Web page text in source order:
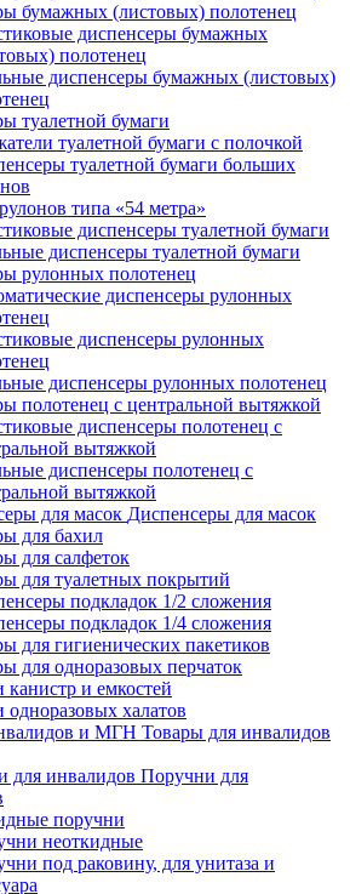
бумажных (листовых) полотенец
диспенсеры бумажных
полотенец
диспенсеры бумажных (листовых)
туалетной бумаги
туалетной бумаги с полочкой
туалетной бумаги больших
типа «54 метра»
диспенсеры туалетной бумаги
диспенсеры туалетной бумаги
рулонных полотенец
диспенсеры рулонных
диспенсеры рулонных
диспенсеры рулонных полотенец
полотенец с центральной вытяжкой
диспенсеры полотенец с
вытяжкой
диспенсеры полотенец с
вытяжкой
Диспенсеры для масок
для бахил
для салфеток
для туалетных покрытий
подкладок 1/2 сложения
подкладок 1/4 сложения
для гигиенических пакетиков
для одноразовых перчаток
канистр и емкостей
одноразовых халатов
Товары для инвалидов
Поручни для
поручни
неоткидные
под раковину, для унитаза и